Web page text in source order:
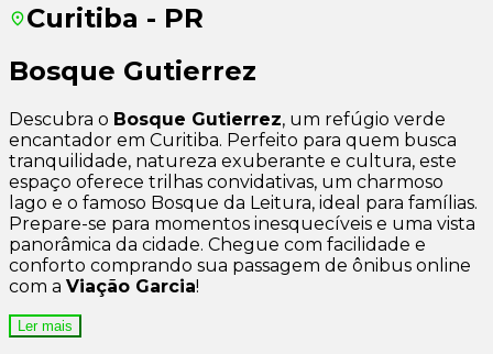
Curitiba - PR
Bosque Gutierrez
Descubra o Bosque Gutierrez, um refúgio verde
encantador em Curitiba. Perfeito para quem busca
tranquilidade, natureza exuberante e cultura, este
espaço oferece trilhas convidativas, um charmoso
lago e o famoso Bosque da Leitura, ideal para famílias.
Prepare-se para momentos inesquecíveis e uma vista
panorâmica da cidade. Chegue com facilidade e
conforto comprando sua passagem de ônibus online
com a Viação Garcia!
Ler mais